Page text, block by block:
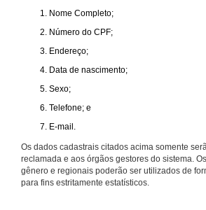
Nome Completo;
Número do CPF;
Endereço;
Data de nascimento;
Sexo;
Telefone; e
E-mail.
Os dados cadastrais citados acima somente
reclamada e aos órgãos gestores do sistema.
gênero e regionais poderão ser utilizados de
para fins estritamente estatísticos.